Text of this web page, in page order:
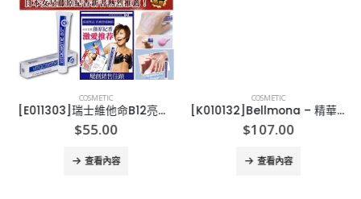
COSMETIC
[E011303]瑞士維他命B12亮顏煥膚霜 50ml
$55.00
查看內容
COSMETIC
[K010132]Bellmona – 精華爽膚水750ml
$107.00
查看內容